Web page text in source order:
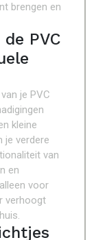
brengen en
PVC
je PVC
kleine
je verdere
van
en
voor
verhoogt